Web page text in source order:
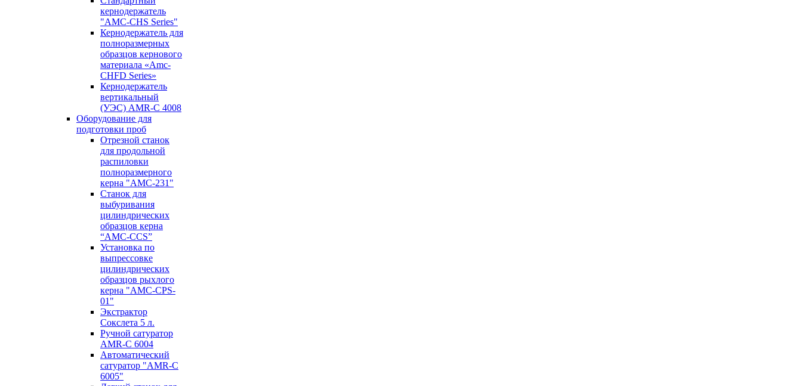
кернодержатель
"AMC-CHS Series"
Кернодержатель для
полноразмерных
образцов кернового
материала «Amc-
CHFD Series»
Кернодержатель
вертикальный
(УЭС) AMR-C 4008
Оборудование для
подготовки проб
Отрезной станок
для продольной
распиловки
полноразмерного
керна "AMC-231"
Станок для
выбуривания
цилиндрических
образцов керна
“AMC-CCS”
Установка по
выпресcовке
цилиндрических
образцов рыхлого
керна "AMC-CPS-
01"
Экстрактор
Сокслета 5 л.
Ручной сатуратор
AMR-C 6004
Автоматический
сатуратор "AMR-C
6005"